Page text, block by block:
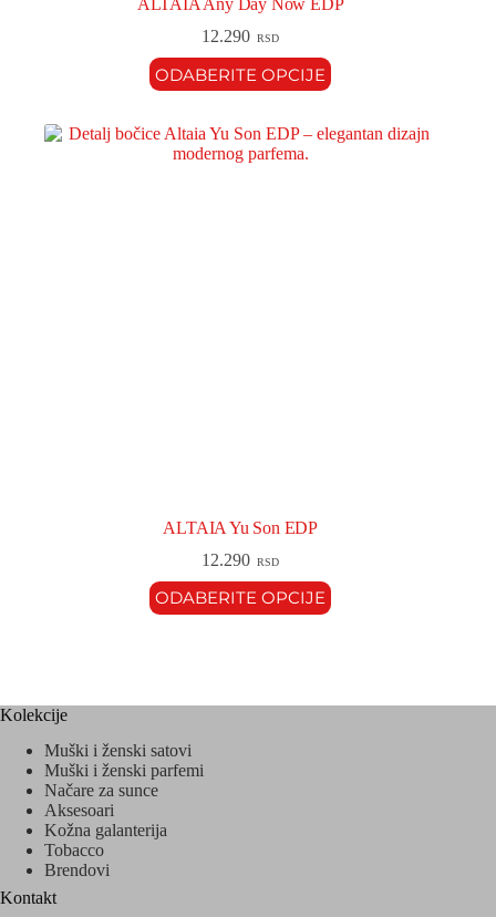
ALTAIA Any Day Now EDP
12.290 RSD
ODABERITE OPCIJE
ALTAIA Yu Son EDP
12.290 RSD
ODABERITE OPCIJE
Kolekcije
Muški i ženski satovi
Muški i ženski parfemi
Načare za sunce
Aksesoari
Kožna galanterija
Tobacco
Brendovi
Kontakt